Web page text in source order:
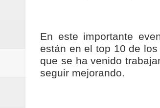
Vallecaucana
En este importante
están en el top 10 de
que se ha venido
seguir mejorando.